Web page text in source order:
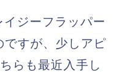
ジーフラッパー
すが、少しアピ
らも最近入手し